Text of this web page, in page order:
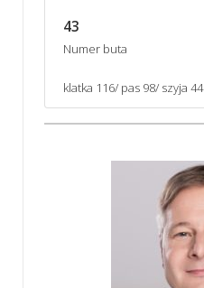
43
Numer buta
klatka 116/ pas 98/ szyja 44